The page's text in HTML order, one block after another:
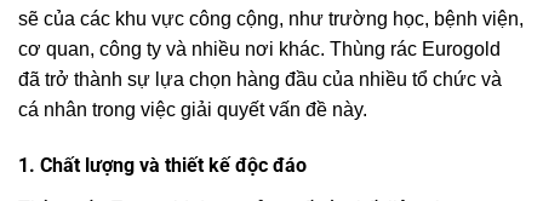
sẽ của các khu vực công cộng, như trường học, bệnh viện,
cơ quan, công ty và nhiều nơi khác. Thùng rác Eurogold
đã trở thành sự lựa chọn hàng đầu của nhiều tổ chức và
cá nhân trong việc giải quyết vấn đề này.
1. Chất lượng và thiết kế độc đáo